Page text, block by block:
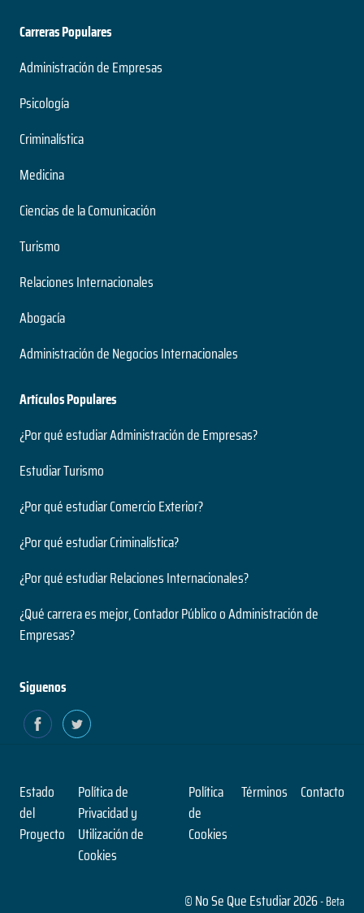
Carreras Populares
Administración de Empresas
Psicología
Criminalística
Medicina
Ciencias de la Comunicación
Turismo
Relaciones Internacionales
Abogacía
Administración de Negocios Internacionales
Artículos Populares
¿Por qué estudiar Administración de Empresas?
Estudiar Turismo
¿Por qué estudiar Comercio Exterior?
¿Por qué estudiar Criminalística?
¿Por qué estudiar Relaciones Internacionales?
¿Qué carrera es mejor, Contador Público o Administración de
Empresas?
Siguenos
Estado
del
Proyecto
Política de
Privacidad y
Utilización de
Cookies
Política
de
Cookies
Términos Contacto
© No Se Que Estudiar 2026- Beta